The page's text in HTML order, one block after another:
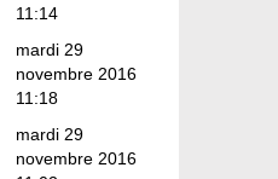
11:14
mardi 29
novembre 2016
11:18
mardi 29
novembre 2016